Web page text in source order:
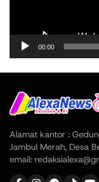
00:00
Alamat kantor :
Jambul Merah, Desa
email: